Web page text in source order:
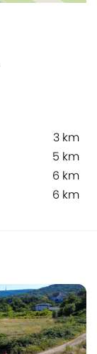
3 km
5 km
6 km
6 km